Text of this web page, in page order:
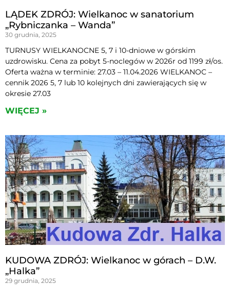
LĄDEK ZDRÓJ: Wielkanoc w sanatorium
„Rybniczanka – Wanda”
30 grudnia, 2025
TURNUSY WIELKANOCNE 5, 7 i 10-dniowe w górskim
uzdrowisku. Cena za pobyt 5-noclegów w 2026r od 1199 zł/os.
Oferta ważna w terminie: 27.03 – 11.04.2026 WIELKANOC –
cennik 2026 5, 7 lub 10 kolejnych dni zawierających się w
okresie 27.03
WIĘCEJ »
KUDOWA ZDRÓJ: Wielkanoc w górach – D.W.
„Halka”
29 grudnia, 2025